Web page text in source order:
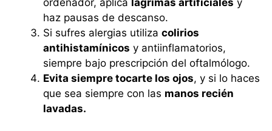
ordenador, aplica lágrimas artificiales y
haz pausas de descanso.
Si sufres alergias utiliza colirios
antihistamínicos y antiinflamatorios,
siempre bajo prescripción del oftalmólogo.
Evita siempre tocarte los ojos, y si lo haces
que sea siempre con las manos recién
lavadas.